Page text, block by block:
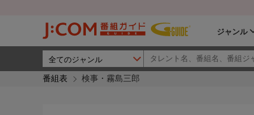
ジャンル
番組表 検事・霧島三郎